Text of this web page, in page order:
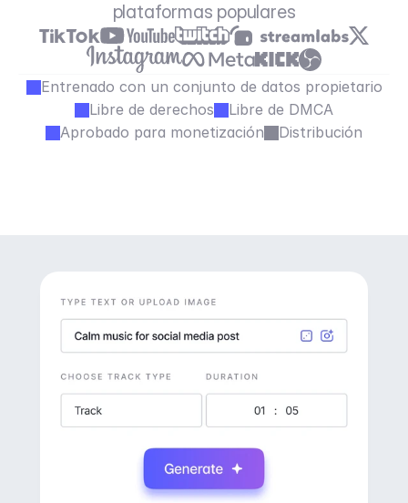
plataformas populares
Entrenado con un conjunto de datos propietario
Libre de derechos
Libre de DMCA
Aprobado para monetización
Distribución